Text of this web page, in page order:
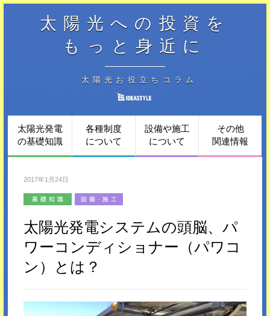
太陽光への投資を
もっと身近に
太陽光お役立ちコラム
太陽光発電
の基礎知識
各種制度
について
設備や施工
について
その他
関連情報
2017年1月24日
太陽光発電システムの頭脳、パ
ワーコンディショナー（パワコ
ン）とは？